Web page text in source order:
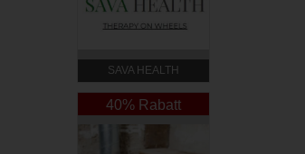
SAVA HEALTH
40% Rabatt